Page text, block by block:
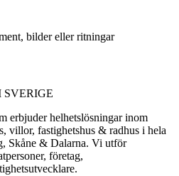
bilder eller ritningar
SVERIGE
erbjuder helhetslösningar inom
villor, fastighetshus & radhus i hela
Skåne & Dalarna. Vi utför
företag,